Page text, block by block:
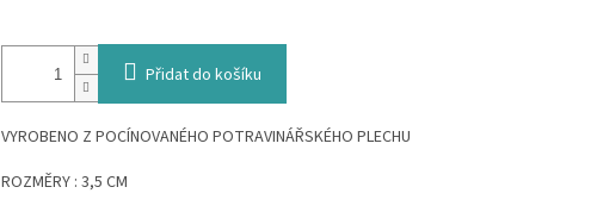
cena:
Přidat do košíku
VYROBENO Z POCÍNOVANÉHO POTRAVINÁŘSKÉHO PLECHU
ROZMĚRY : 3,5 CM